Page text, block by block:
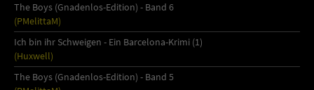
The Boys (Gnadenlos-Edition) - Band 6
(PMelittaM)
Ich bin ihr Schweigen - Ein Barcelona-Krimi (1)
(Huxwell)
The Boys (Gnadenlos-Edition) - Band 5